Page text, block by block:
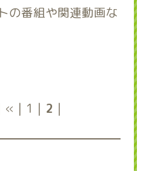
の番組や関連動画な
« 1 2